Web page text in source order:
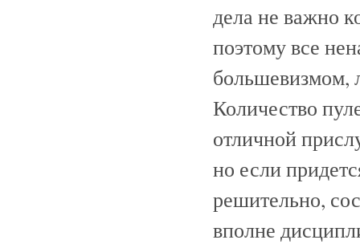
дела не важно
поэтому все
большевизмом,
Количество
отличной
но если
решительно,
вполне